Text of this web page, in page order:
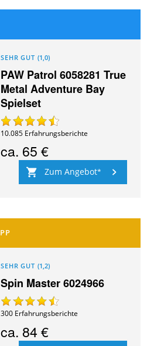
SEHR GUT (1,0)
PAW Patrol 6058281 True
Metal Adventure Bay
Spielset
10.085 Erfahrungsberichte
ca. 65 €
Zum Angebot
SEHR GUT (1,2)
Spin Master 6024966
300 Erfahrungsberichte
ca. 84 €